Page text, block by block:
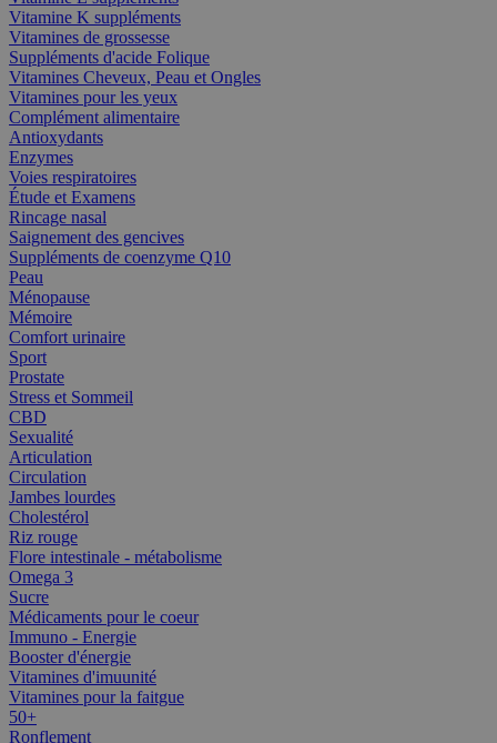
Vitamine K suppléments
Vitamines de grossesse
Suppléments d'acide Folique
Vitamines Cheveux, Peau et Ongles
Vitamines pour les yeux
Complément alimentaire
Antioxydants
Enzymes
Voies respiratoires
Étude et Examens
Rincage nasal
Saignement des gencives
Suppléments de coenzyme Q10
Peau
Ménopause
Mémoire
Comfort urinaire
Sport
Prostate
Stress et Sommeil
CBD
Sexualité
Articulation
Circulation
Jambes lourdes
Cholestérol
Riz rouge
Flore intestinale - métabolisme
Omega 3
Sucre
Médicaments pour le coeur
Immuno - Energie
Booster d'énergie
Vitamines d'imuunité
Vitamines pour la faitgue
50+
Ronflement